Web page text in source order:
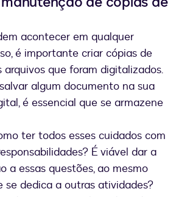
acontecer em qualquer
é importante criar cópias de
arquivos que foram digitalizados.
algum documento na sua
é essencial que se armazene
ter todos esses cuidados com
É viável dar a
a essas questões, ao mesmo
se dedica a outras atividades?